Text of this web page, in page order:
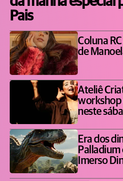
Pais
Coluna
de
Ateliê
workshop
neste
Era dos
Imerso